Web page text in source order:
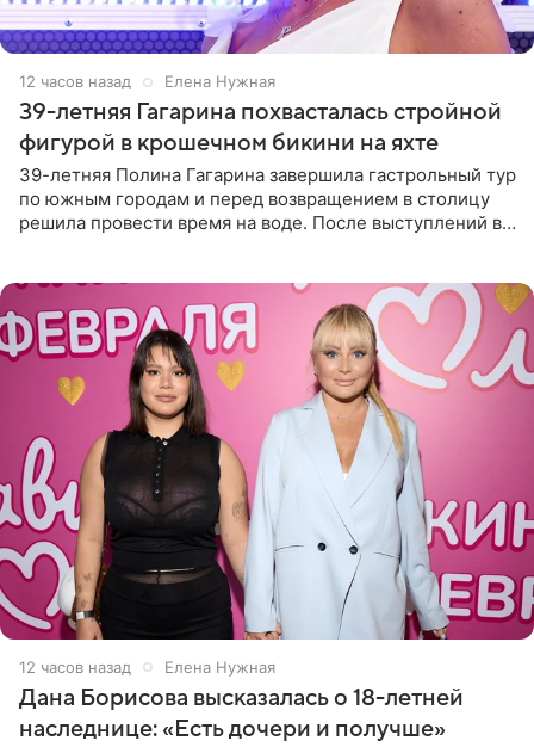
12 часов назад Елена Нужная
39-летняя Гагарина похвасталась стройной
фигурой в крошечном бикини на яхте
39-летняя Полина Гагарина завершила гастрольный тур
по южным городам и перед возвращением в столицу
решила провести время на воде. После выступлений в
12 часов назад Елена Нужная
Дана Борисова высказалась о 18-летней
наследнице: «Есть дочери и получше»